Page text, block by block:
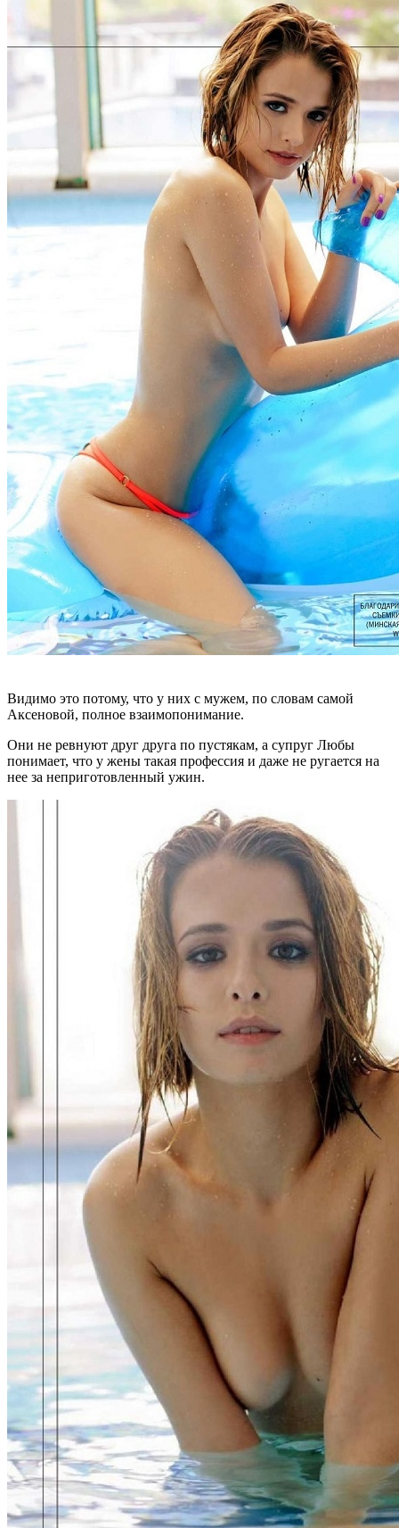
Видимо это потому, что у них с мужем, по словам самой
Аксеновой, полное взаимопонимание.
Они не ревнуют друг друга по пустякам, а супруг Любы
понимает, что у жены такая профессия и даже не ругается на
нее за неприготовленный ужин.